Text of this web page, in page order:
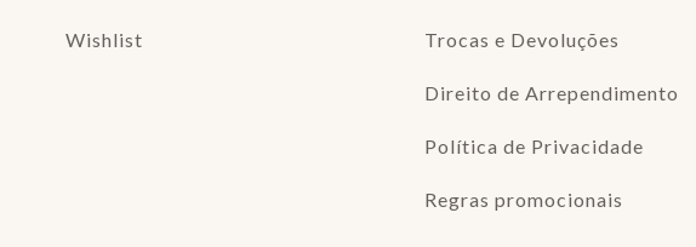
Wishlist Trocas e Devoluções
Direito de Arrependimento
Política de Privacidade
Regras promocionais